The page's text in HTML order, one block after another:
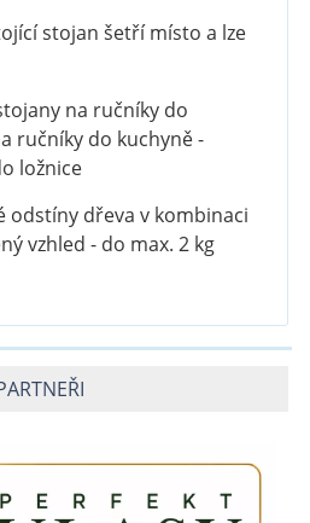
stojan šetří místo a lze
na ručníky do
ručníky do kuchyně -
ložnice
odstíny dřeva v kombinaci
vzhled - do max. 2 kg